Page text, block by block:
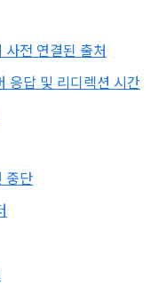
전 연결된 출처
응답 및 리디렉션 시간
중단